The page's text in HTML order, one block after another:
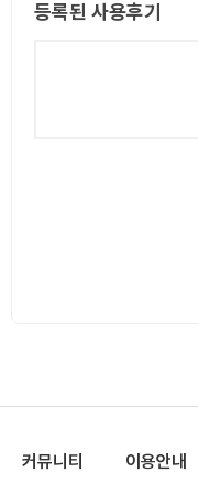
등록된 사용후기
커뮤니티 이용안내